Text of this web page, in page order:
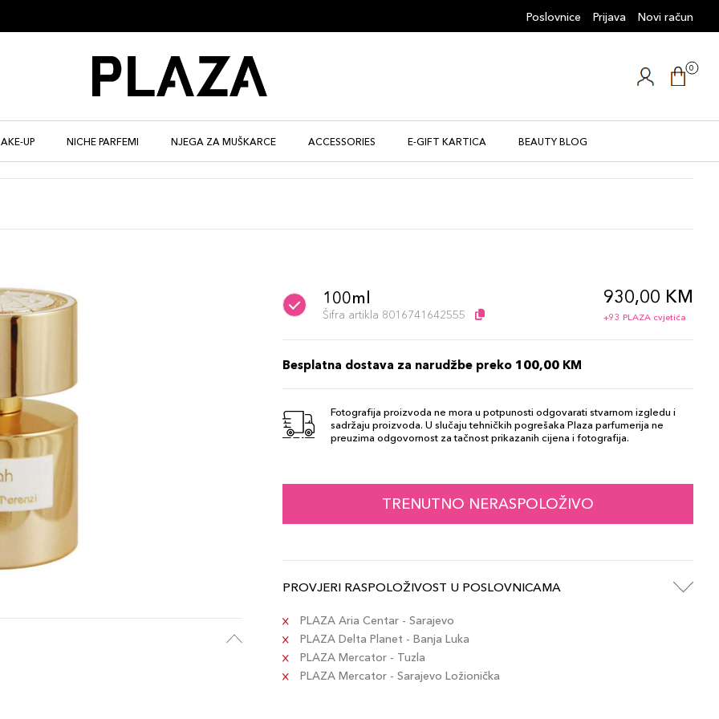
Poslovnice Prijava Novi račun
0
UP NICHE PARFEMI NJEGA ZA MUŠKARCE ACCESSORIES E-GIFT KARTICA BEAUTY BLOG
100ml
Šifra artikla 8016741642555
930,00 KM
+93 PLAZA cvjetića
Besplatna dostava za narudžbe preko 100,00 KM
Fotografija proizvoda ne mora u potpunosti odgovarati stvarnom izgledu i
sadržaju proizvoda. U slučaju tehničkih pogrešaka Plaza parfumerija ne
preuzima odgovornost za tačnost prikazanih cijena i fotografija.
TRENUTNO NERASPOLOŽIVO
PROVJERI RASPOLOŽIVOST U POSLOVNICAMA
PLAZA Aria Centar - Sarajevo
PLAZA Delta Planet - Banja Luka
PLAZA Mercator - Tuzla
PLAZA Mercator - Sarajevo Ložionička